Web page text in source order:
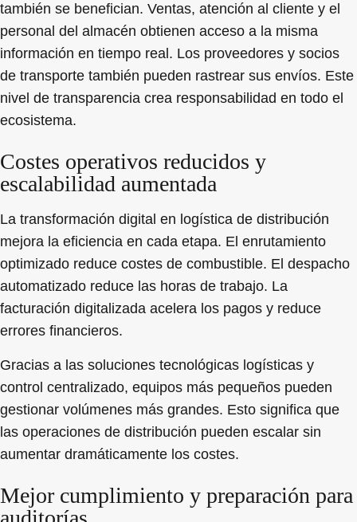
también se benefician. Ventas, atención al cliente y el
personal del almacén obtienen acceso a la misma
información en tiempo real. Los proveedores y socios
de transporte también pueden rastrear sus envíos. Este
nivel de transparencia crea responsabilidad en todo el
ecosistema.
Costes operativos reducidos y
escalabilidad aumentada
La transformación digital en logística de distribución
mejora la eficiencia en cada etapa. El enrutamiento
optimizado reduce costes de combustible. El despacho
automatizado reduce las horas de trabajo. La
facturación digitalizada acelera los pagos y reduce
errores financieros.
Gracias a las soluciones tecnológicas logísticas y
control centralizado, equipos más pequeños pueden
gestionar volúmenes más grandes. Esto significa que
las operaciones de distribución pueden escalar sin
aumentar dramáticamente los costes.
Mejor cumplimiento y preparación para